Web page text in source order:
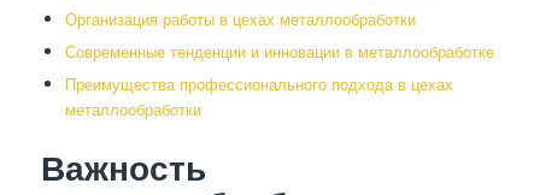
Организация работы в цехах металлообработки
Современные тенденции и инновации в металлообработке
Преимущества профессионального подхода в цехах
металлообработки
Важность